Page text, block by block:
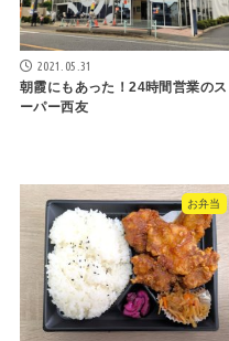
2021.05.31
朝霞にもあった！24時間営業のス
ーパー西友
お弁当